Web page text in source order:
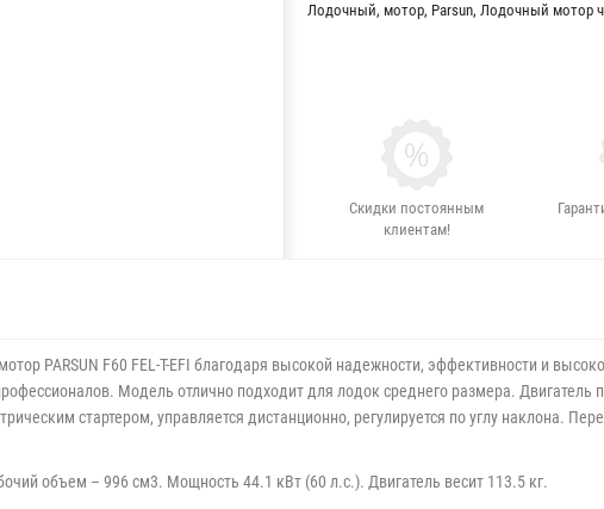
Лодочный, мотор, Parsun, Лодочный мотор
Скидки постоянным
клиентам!
PARSUN F60 FEL-T-EFI благодаря высокой надежности, эффективности и
Модель отлично подходит для лодок среднего размера. Двигатель
стартером, управляется дистанционно, регулируется по углу наклона.
объем – 996 см3. Мощность 44.1 кВт (60 л.с.). Двигатель весит 113.5 кг.